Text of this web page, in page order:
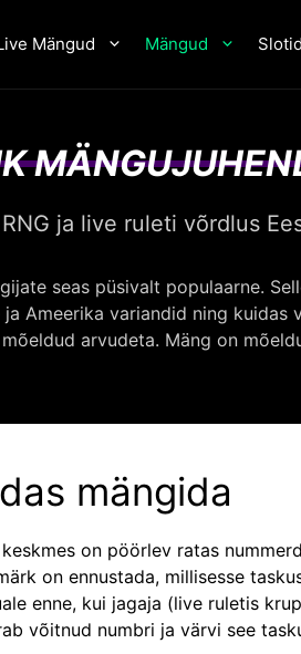
Mängud Mängud Slotid
ja live ruleti võrdlus
seas püsivalt populaarne.
Ameerika variandid ning
arvudeta. Mäng on
mängida
on pöörlev ratas
on ennustada, millisesse
enne, kui jagaja (live ruletis
võitnud numbri ja värvi see